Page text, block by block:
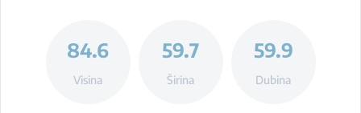
84.6
Visina
59.7
Širina
59.9
Dubina